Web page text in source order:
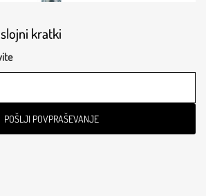
kratki
POŠLJI POVPRAŠEVANJE